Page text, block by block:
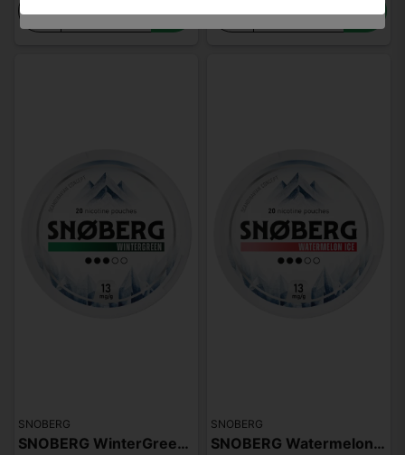
- + - +
SNOBERG
SNOBERG WinterGreen 13mg
SNOBERG
SNOBERG Watermelon Ice 13mg